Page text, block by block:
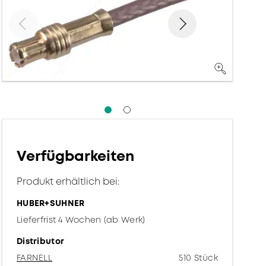
Verfügbarkeiten
Produkt erhältlich bei:
HUBER+SUHNER
Lieferfrist 4 Wochen (ab Werk)
Distributor
FARNELL
510 Stück